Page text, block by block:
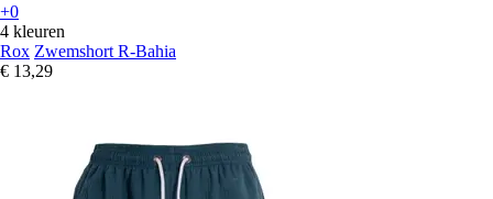
+0
4 kleuren
Rox Zwemshort R-Bahia
€ 13,29